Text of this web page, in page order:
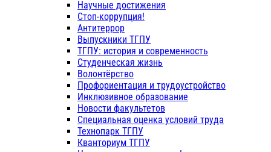
Научные достижения
Стоп-коррупция!
Антитеррор
Выпускники ТГПУ
ТГПУ: история и современность
Студенческая жизнь
Волонтёрство
Профориентация и трудоустройство
Инклюзивное образование
Новости факультетов
Специальная оценка условий труда
Технопарк ТГПУ
Кванториум ТГПУ